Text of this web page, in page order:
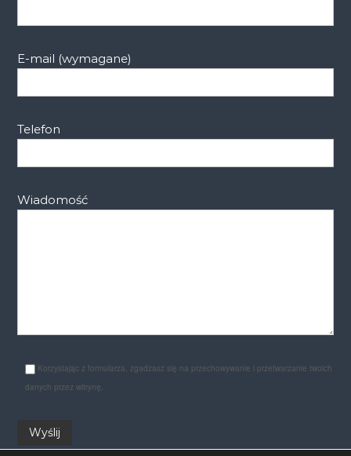
E-mail (wymagane)
Telefon
Wiadomość
Korzystając z formularza, zgadzasz się na przechowywanie i przetwarzanie twoich
danych przez witrynę.